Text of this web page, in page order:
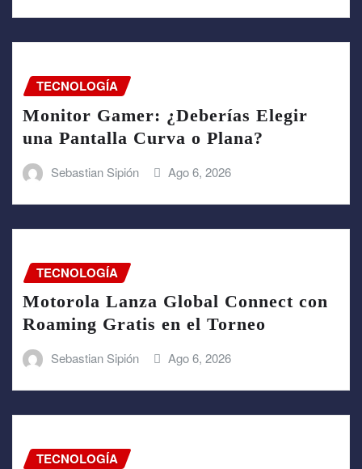
TECNOLOGÍA
Monitor Gamer: ¿Deberías Elegir
una Pantalla Curva o Plana?
Sebastian Sipión Ago 6, 2026
TECNOLOGÍA
Motorola Lanza Global Connect con
Roaming Gratis en el Torneo
Sebastian Sipión Ago 6, 2026
TECNOLOGÍA